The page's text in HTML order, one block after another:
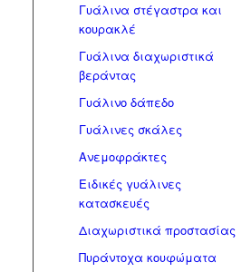
Γυάλινα στέγαστρα και
κουρακλέ
Γυάλινα διαχωριστικά
βεράντας
Γυάλινο δάπεδο
Γυάλινες σκάλες
Ανεμοφράκτες
Ειδικές γυάλινες
κατασκευές
Διαχωριστικά προστασίας
Πυράντοχα κουφώματα